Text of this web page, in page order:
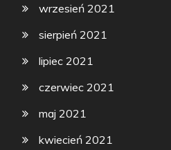
wrzesień 2021
sierpień 2021
lipiec 2021
czerwiec 2021
maj 2021
kwiecień 2021